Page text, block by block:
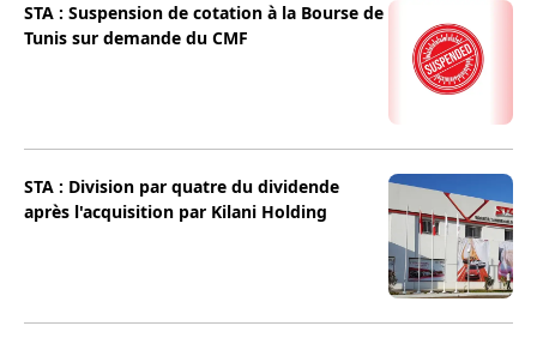
STA : Suspension de cotation à la Bourse de
Tunis sur demande du CMF
STA : Division par quatre du dividende
après l'acquisition par Kilani Holding